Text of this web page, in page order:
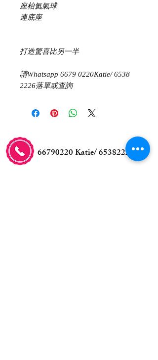
座枱氦氣球
連底座
打造驚喜比另一半
請Whatsapp 6679 0220Katie/ 6538
2226落單或查詢
66790220 Katie/65382226